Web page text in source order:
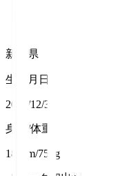
新潟県
生年月日
2003/12/3
身長/体重
184cm/75kg